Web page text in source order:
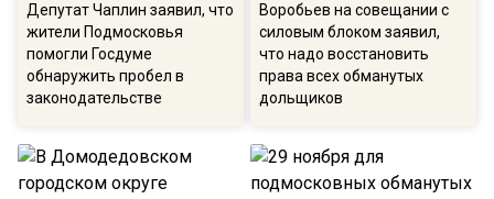
Депутат Чаплин заявил, что
жители Подмосковья
помогли Госдуме
обнаружить пробел в
законодательстве
Воробьев на совещании с
силовым блоком заявил,
что надо восстановить
права всех обманутых
дольщиков